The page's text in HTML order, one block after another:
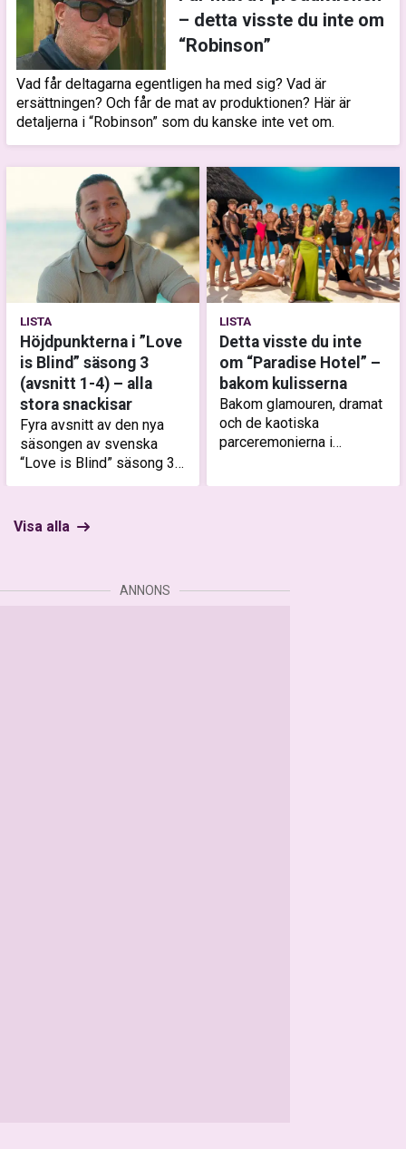
– detta visste du inte om
“Robinson”
Vad får deltagarna egentligen ha med sig? Vad är
ersättningen? Och får de mat av produktionen? Här är
detaljerna i “Robinson” som du kanske inte vet om.
LISTA
Detta visste du inte
om “Paradise Hotel” –
bakom kulisserna
Bakom glamouren, dramat
och de kaotiska
parceremonierna i
LISTA
Höjdpunkterna i ”Love
is Blind” säsong 3
(avsnitt 1-4) – alla
stora snackisar
Fyra avsnitt av den nya
säsongen av svenska
“Love is Blind” säsong 3
har släppts och mycket
leder dig genom
Visa alla
ANNONS